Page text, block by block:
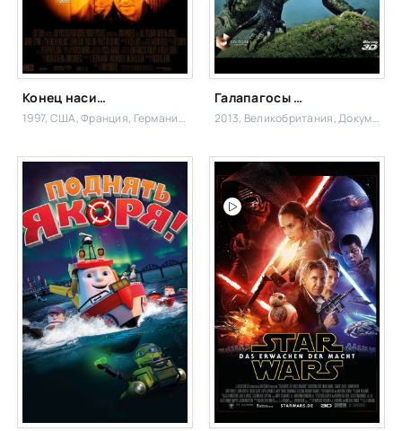
Конец насилия
1997, США, Франция, Германия, Триллер, Драма
Галапагосы с Дэвидом Аттенборо
2013, Великобритания,Документальный